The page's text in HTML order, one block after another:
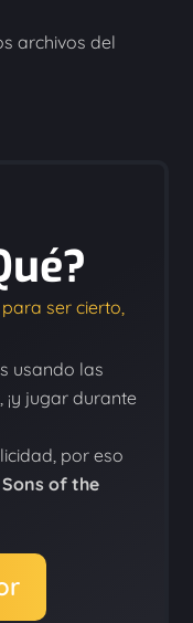
archivos del
ser cierto,
usando las
jugar durante
por eso
of the